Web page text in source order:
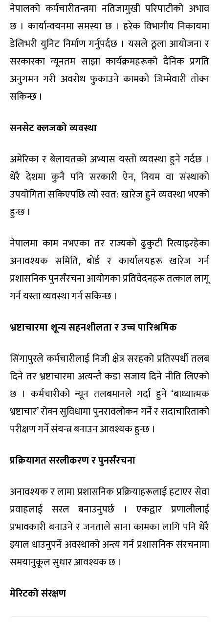
नेपालको कर्मचारीतन्त्रमा नतिजामुखी परिपाटीको अभाव
छ । कार्यान्वयनमा समस्या छ । हरेक विभागीय निकायमा
डेलिभरी युनिट निर्माण गर्नुपर्दछ । यसले ठूला आयोजना र
सरकारका न्यूनतम साझा कार्यक्रमहरूको दैनिक प्रगति
अनुगमन गरी अवरोध फुकाउने कामको जिम्मेवारी तोक्न
सकिन्छ ।
सनसेट क्लजको व्यवस्था
अमेरिका र बेलायतको अभ्यास यस्तो व्यवस्था हुने गर्दछ ।
धेरै देशमा कुनै पनि सरकारी ऐन, नियम वा संस्थाको
उपयोगिता सकिएपछि त्यो स्वत: खारेज हुने व्यवस्था भएको
हुन्छ ।
नेपालमा काम नभएका तर राज्यको ढुकुटी रित्याइरहेका
अनावश्यक समिति, बोर्ड र कार्यालयहरू खारेज गर्न
प्रशासनिक पुनर्संरचना आयोगका प्रतिवेदनहरू तत्काल लागू
गर्न यस्ता व्यवस्था गर्न सकिन्छ ।
भ्रष्टाचारमा शून्य सहनशीलता र उच्च पारिश्रमिक
सिंगापुरले कर्मचारीलाई निजी क्षेत्र सरहको प्रतिस्पर्धी तलब
दिने तर भ्रष्टाचारमा अत्यन्तै कडा सजाय दिने नीति लिएको
छ । कर्मचारीको न्यून तलबमानले गर्दा हुने ‘बाध्यात्मक
भ्रष्टाचार’ रोक्न सुविधामा पुनरावलोकन गर्ने र सदाचारिताको
परीक्षण गर्ने संयन्त्र बनाउन आवश्यक हुन्छ ।
प्रक्रियागत सरलीकरण र पुनर्संरचना
अनावश्यक र लामा प्रशासनिक प्रक्रियाहरूलाई हटाएर सेवा
प्रवाहलाई सरल बनाउनुपर्छ । एकद्वार प्रणालीलाई
प्रभावकारी बनाउने र जनताले साना कामका लागि पनि धेरै
झ्याल धाउनुपर्ने अवस्थाको अन्त्य गर्न प्रशासनिक संरचनामा
समयानुकूल सुधार आवश्यक छ ।
मेरिटको संरक्षण